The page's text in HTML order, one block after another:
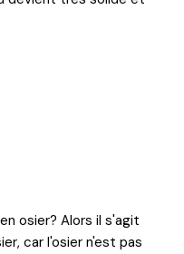
osier? Alors il s'agit
car l'osier n'est pas